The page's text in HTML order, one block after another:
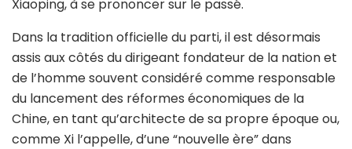
Xiaoping, à se prononcer sur le passé.
Dans la tradition officielle du parti, il est désormais
assis aux côtés du dirigeant fondateur de la nation et
de l’homme souvent considéré comme responsable
du lancement des réformes économiques de la
Chine, en tant qu’architecte de sa propre époque ou,
comme Xi l’appelle, d’une “nouvelle ère” dans